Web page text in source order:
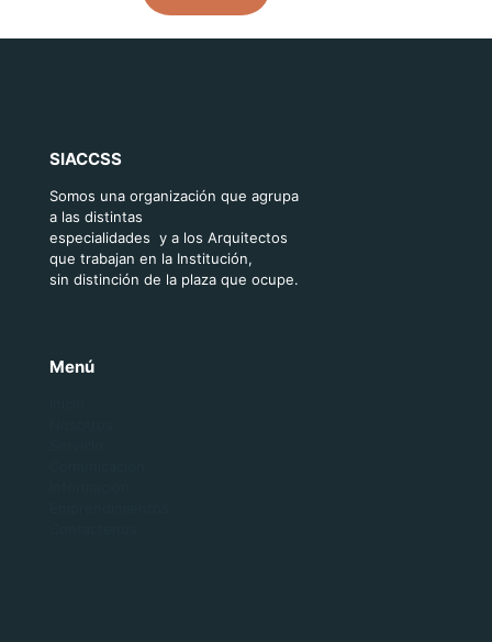
SIACCSS
Somos una organización que agrupa
a las distintas
especialidades y a los Arquitectos
que trabajan en la Institución,
sin distinción de la plaza que ocupe.
Menú